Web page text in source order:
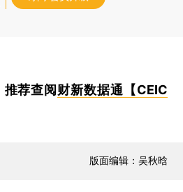
荐查阅 财新数据通【CEIC
版面编辑：吴秋晗